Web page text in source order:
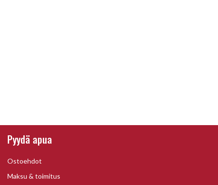
Pyydä apua
Ostoehdot
Maksu & toimitus